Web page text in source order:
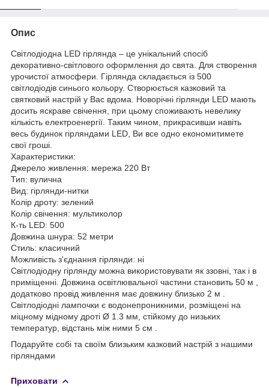
Опис
Світлодіодна LED гірлянда – це унікальний спосіб
декоративно-світлового оформлення до свята. Для створення
урочистої атмосфери. Гірлянда складається із 500
світлодіодів синього кольору. Створюється казковий та
святковий настрій у Вас вдома. Новорічні гірлянди LED мають
досить яскраве свічення, при цьому споживають невелику
кількість електроенергії. Таким чином, прикрасивши навіть
весь будинок гірляндами LED, Ви все одно економитимете
свої гроші.
Характеристики:
Джерело живлення: мережа 220 Вт
Тип: вулична
Вид: гірлянди-нитки
Колір дроту: зелений
Колір свічення: мультиколор
К-ть LED: 500
Довжина шнура: 52 метри
Стиль: класичний
Можливість з'єднання гірлянди: ні
Світлодіодну гірлянду можна використовувати як ззовні, так і в
приміщенні. Довжина освітлювальної частини становить 50 м ,
додатково провід живлення має довжину близько 2 м .
Світлодіодні лампочки є водонепроникними, розміщені на
міцному мідному дроті Ø 1.3 мм, стійкому до низьких
температур, відстань між ними 5 см .
Подаруйте собі та своїм близьким казковий настрій з нашими
гірляндами
Приховати